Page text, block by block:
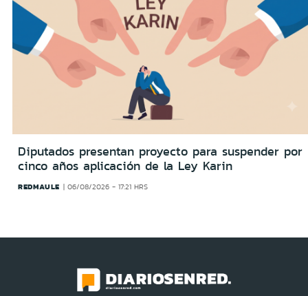
Diputados presentan proyecto para suspender por
cinco años aplicación de la Ley Karin
REDMAULE 06/08/2026 - 17:21 HRS